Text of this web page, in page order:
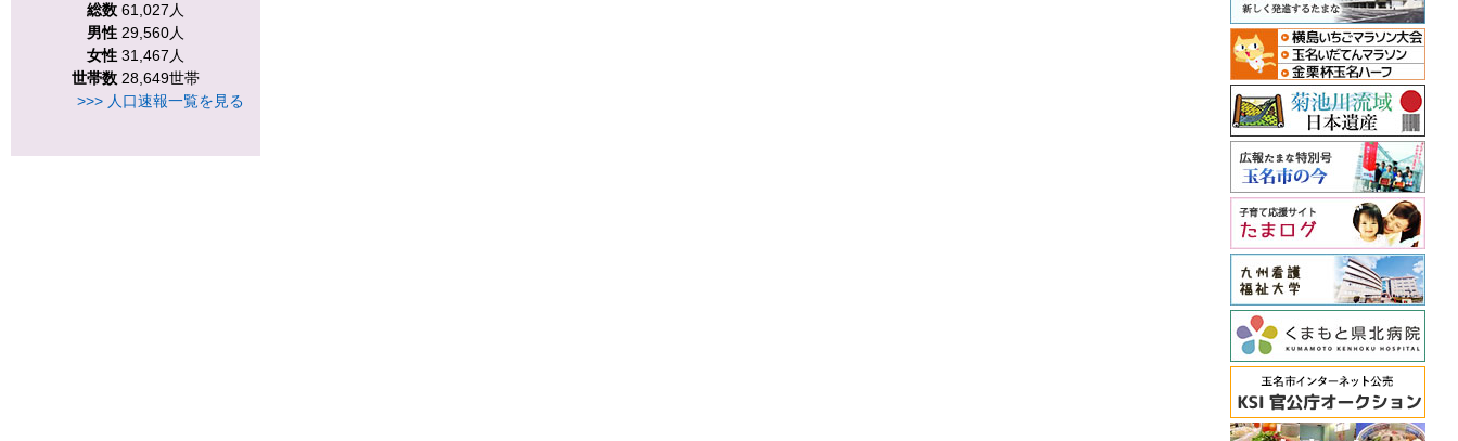
総数 61,027人
男性 29,560人
女性 31,467人
世帯数 28,649世帯
>>> 人口速報一覧を見る